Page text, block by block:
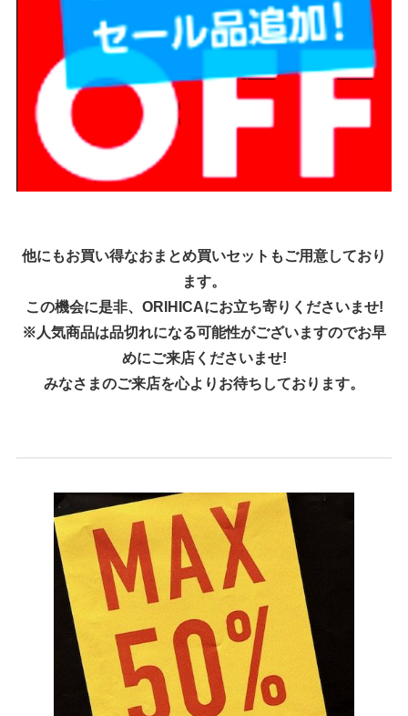
他にもお買い得なおまとめ買いセットもご用意しており
ます。
この機会に是非、ORIHICAにお立ち寄りくださいませ!
※人気商品は品切れになる可能性がございますのでお早
めにご来店くださいませ!
みなさまのご来店を心よりお待ちしております。